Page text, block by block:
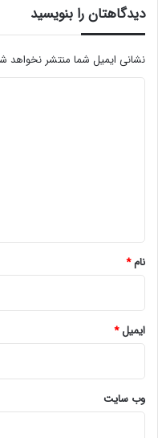
دیدگاهتان را بنویسید
نشانی ایمیل شما منتشر نخواهد
نام*
ایمیل*
وب‌ سایت